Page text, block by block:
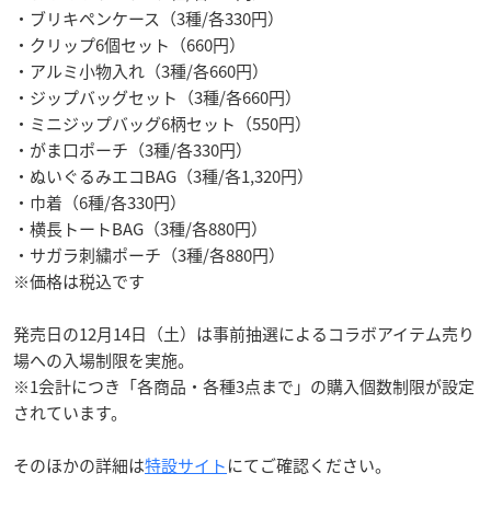
・ブリキペンケース（3種/各330円）
・クリップ6個セット（660円）
・アルミ小物入れ（3種/各660円）
・ジップバッグセット（3種/各660円）
・ミニジップバッグ6柄セット（550円）
・がま口ポーチ（3種/各330円）
・ぬいぐるみエコBAG（3種/各1,320円）
・巾着（6種/各330円）
・横長トートBAG（3種/各880円）
・サガラ刺繍ポーチ（3種/各880円）
※価格は税込です
発売日の12月14日（土）は事前抽選によるコラボアイテム売り
場への入場制限を実施。
※1会計につき「各商品・各種3点まで」の購入個数制限が設定
されています。
そのほかの詳細は特設サイトにてご確認ください。